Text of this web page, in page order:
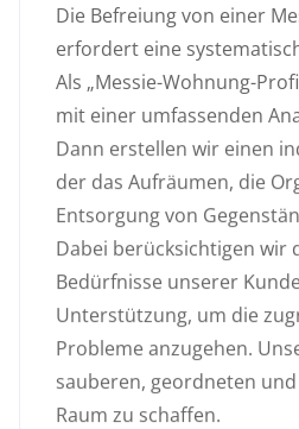
Die Befreiung von einer
erfordert eine
Als „Messie-Wohnung-
mit einer umfassenden
Dann erstellen wir einen
der das Aufräumen, die
Entsorgung von
Dabei berücksichtigen wir
Bedürfnisse unserer
Unterstützung, um die
Probleme anzugehen.
sauberen, geordneten
Raum zu schaffen.